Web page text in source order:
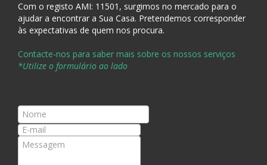
Com o registo AMI: 11501, surgimos no mercado para o
ajudar a encontrar a Sua Casa. Pretendemos corresponder
às expectativas de quem nos procura.
Contacte-nos para saber mais sobre os nossos serviços
*Utilize o formulário ao lado